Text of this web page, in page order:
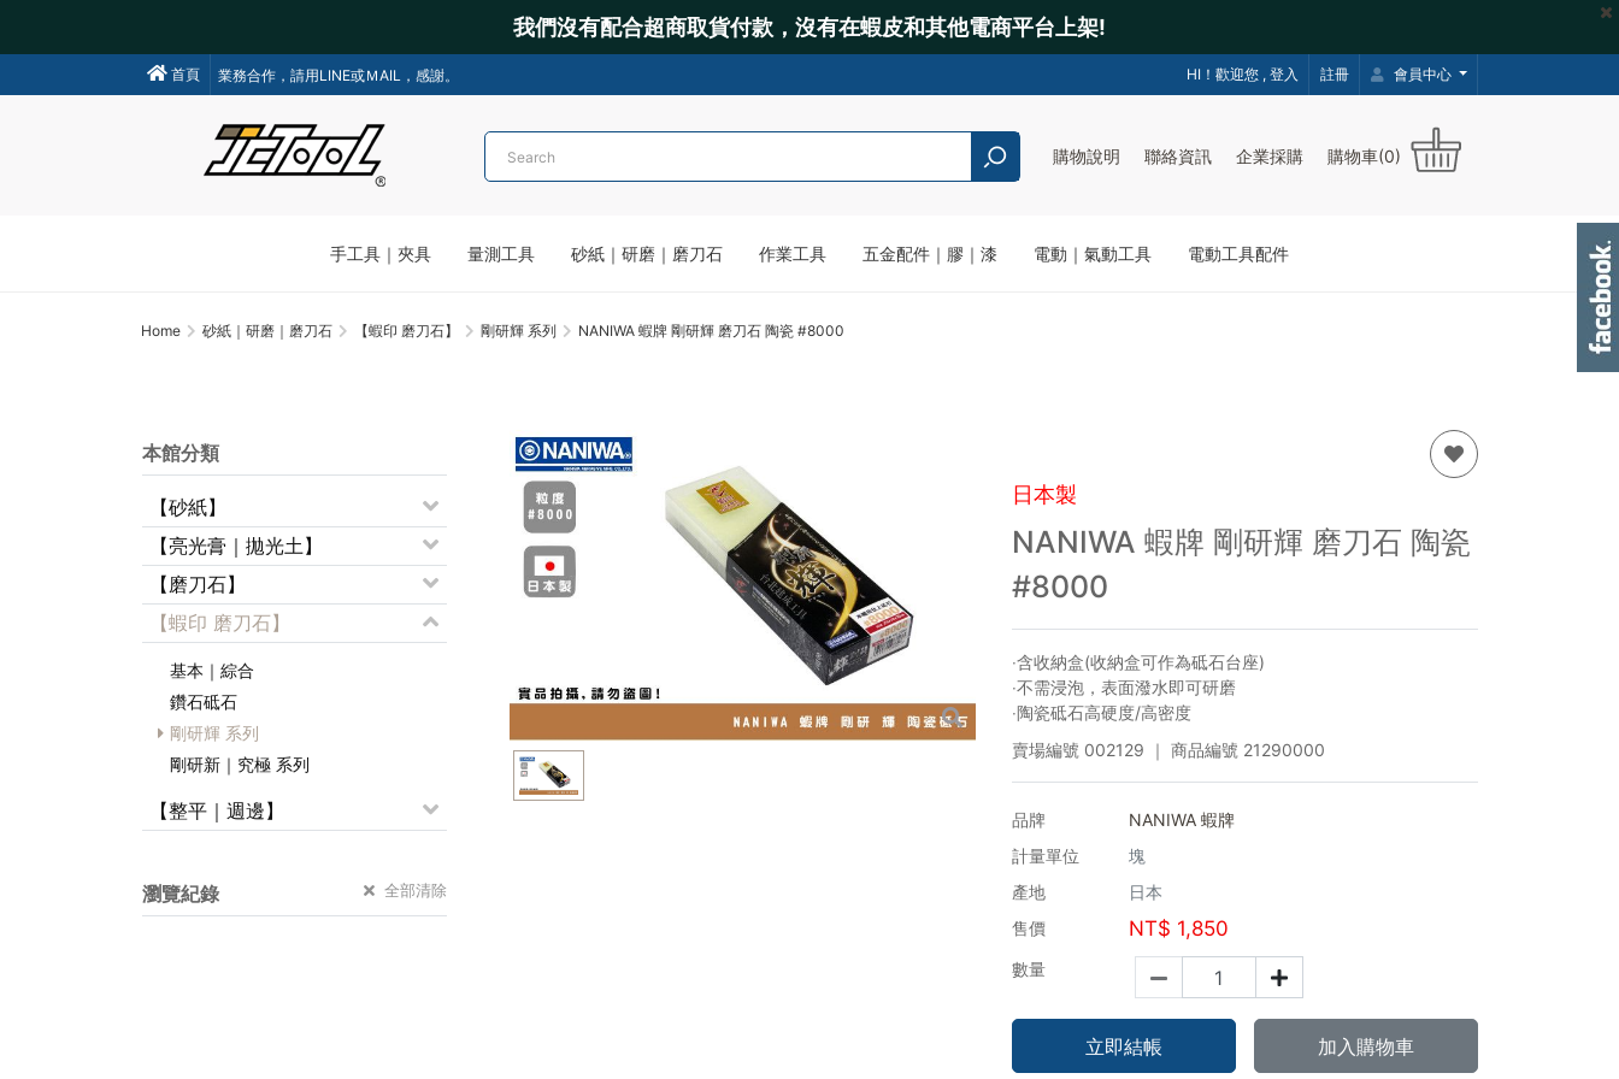
我們沒有配合超商取貨付款，沒有在蝦皮和其他電商平台上架!
首頁 我們不會主動聯絡操作各類金融交易，請小心詐騙! HI！歡迎您 , 登入 註冊 會員中心
購物說明 聯絡資訊 企業採購 購物車(0)
手工具｜夾具 量測工具 砂紙｜研磨｜磨刀石 作業工具 五金配件｜膠｜漆 電動｜氣動工具 電動工具配件
Home 砂紙｜研磨｜磨刀石 【蝦印 磨刀石】 剛研輝 系列 NANIWA 蝦牌 剛研輝 磨刀石 陶瓷 #8000
本館分類
【砂紙】
【亮光膏｜拋光土】
【磨刀石】
【蝦印 磨刀石】
基本｜綜合
鑽石砥石
剛研輝 系列
剛研新｜究極 系列
【整平｜週邊】
瀏覽紀錄 全部清除
日本製
NANIWA 蝦牌 剛研輝 磨刀石 陶瓷
#8000
‧含收納盒(收納盒可作為砥石台座)
‧不需浸泡，表面潑水即可研磨
‧陶瓷砥石高硬度/高密度
賣場編號 002129 ｜ 商品編號 21290000
品牌
NANIWA 蝦牌
計量單位
塊
產地
日本
售價
NT$ 1,850
數量
立即結帳 加入購物車